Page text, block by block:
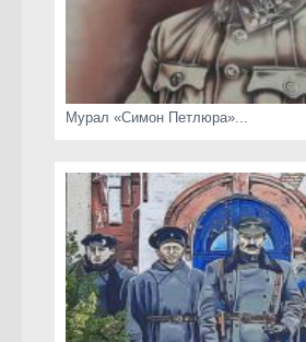
Мурал «Симон Петлюра»...